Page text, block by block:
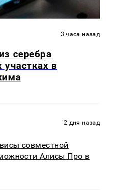
3 часа назад
серебра
в
2 дня назад
совместной
Алисы Про в